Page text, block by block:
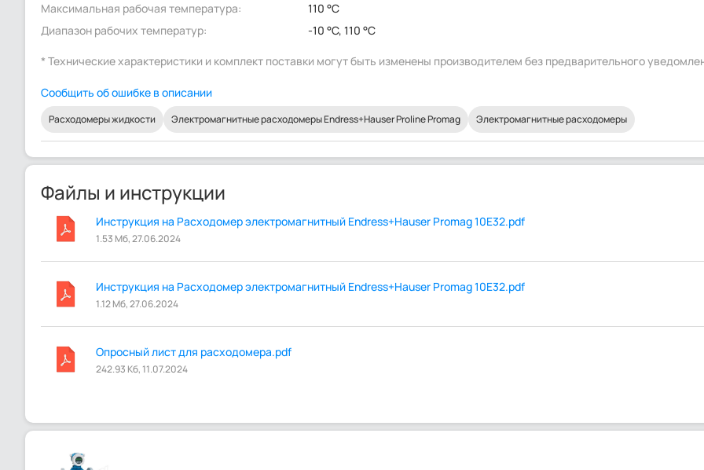
Максимальная рабочая температура:
110 °C
Диапазон рабочих температур:
-10 °C, 110 °C
* Технические характеристики и комплект поставки могут быть изменены производителем без предварительного
Сообщить об ошибке в описании
Расходомеры жидкости Электромагнитные расходомеры Endress+Hauser Proline Promag Электромагнитные расходомеры
Файлы и инструкции
Инструкция на Расходомер электромагнитный Endress+Hauser Promag 10E32.pdf
1.53 Мб, 27.06.2024
Инструкция на Расходомер электромагнитный Endress+Hauser Promag 10E32.pdf
1.12 Мб, 27.06.2024
Опросный лист для расходомера.pdf
242.93 Кб, 11.07.2024